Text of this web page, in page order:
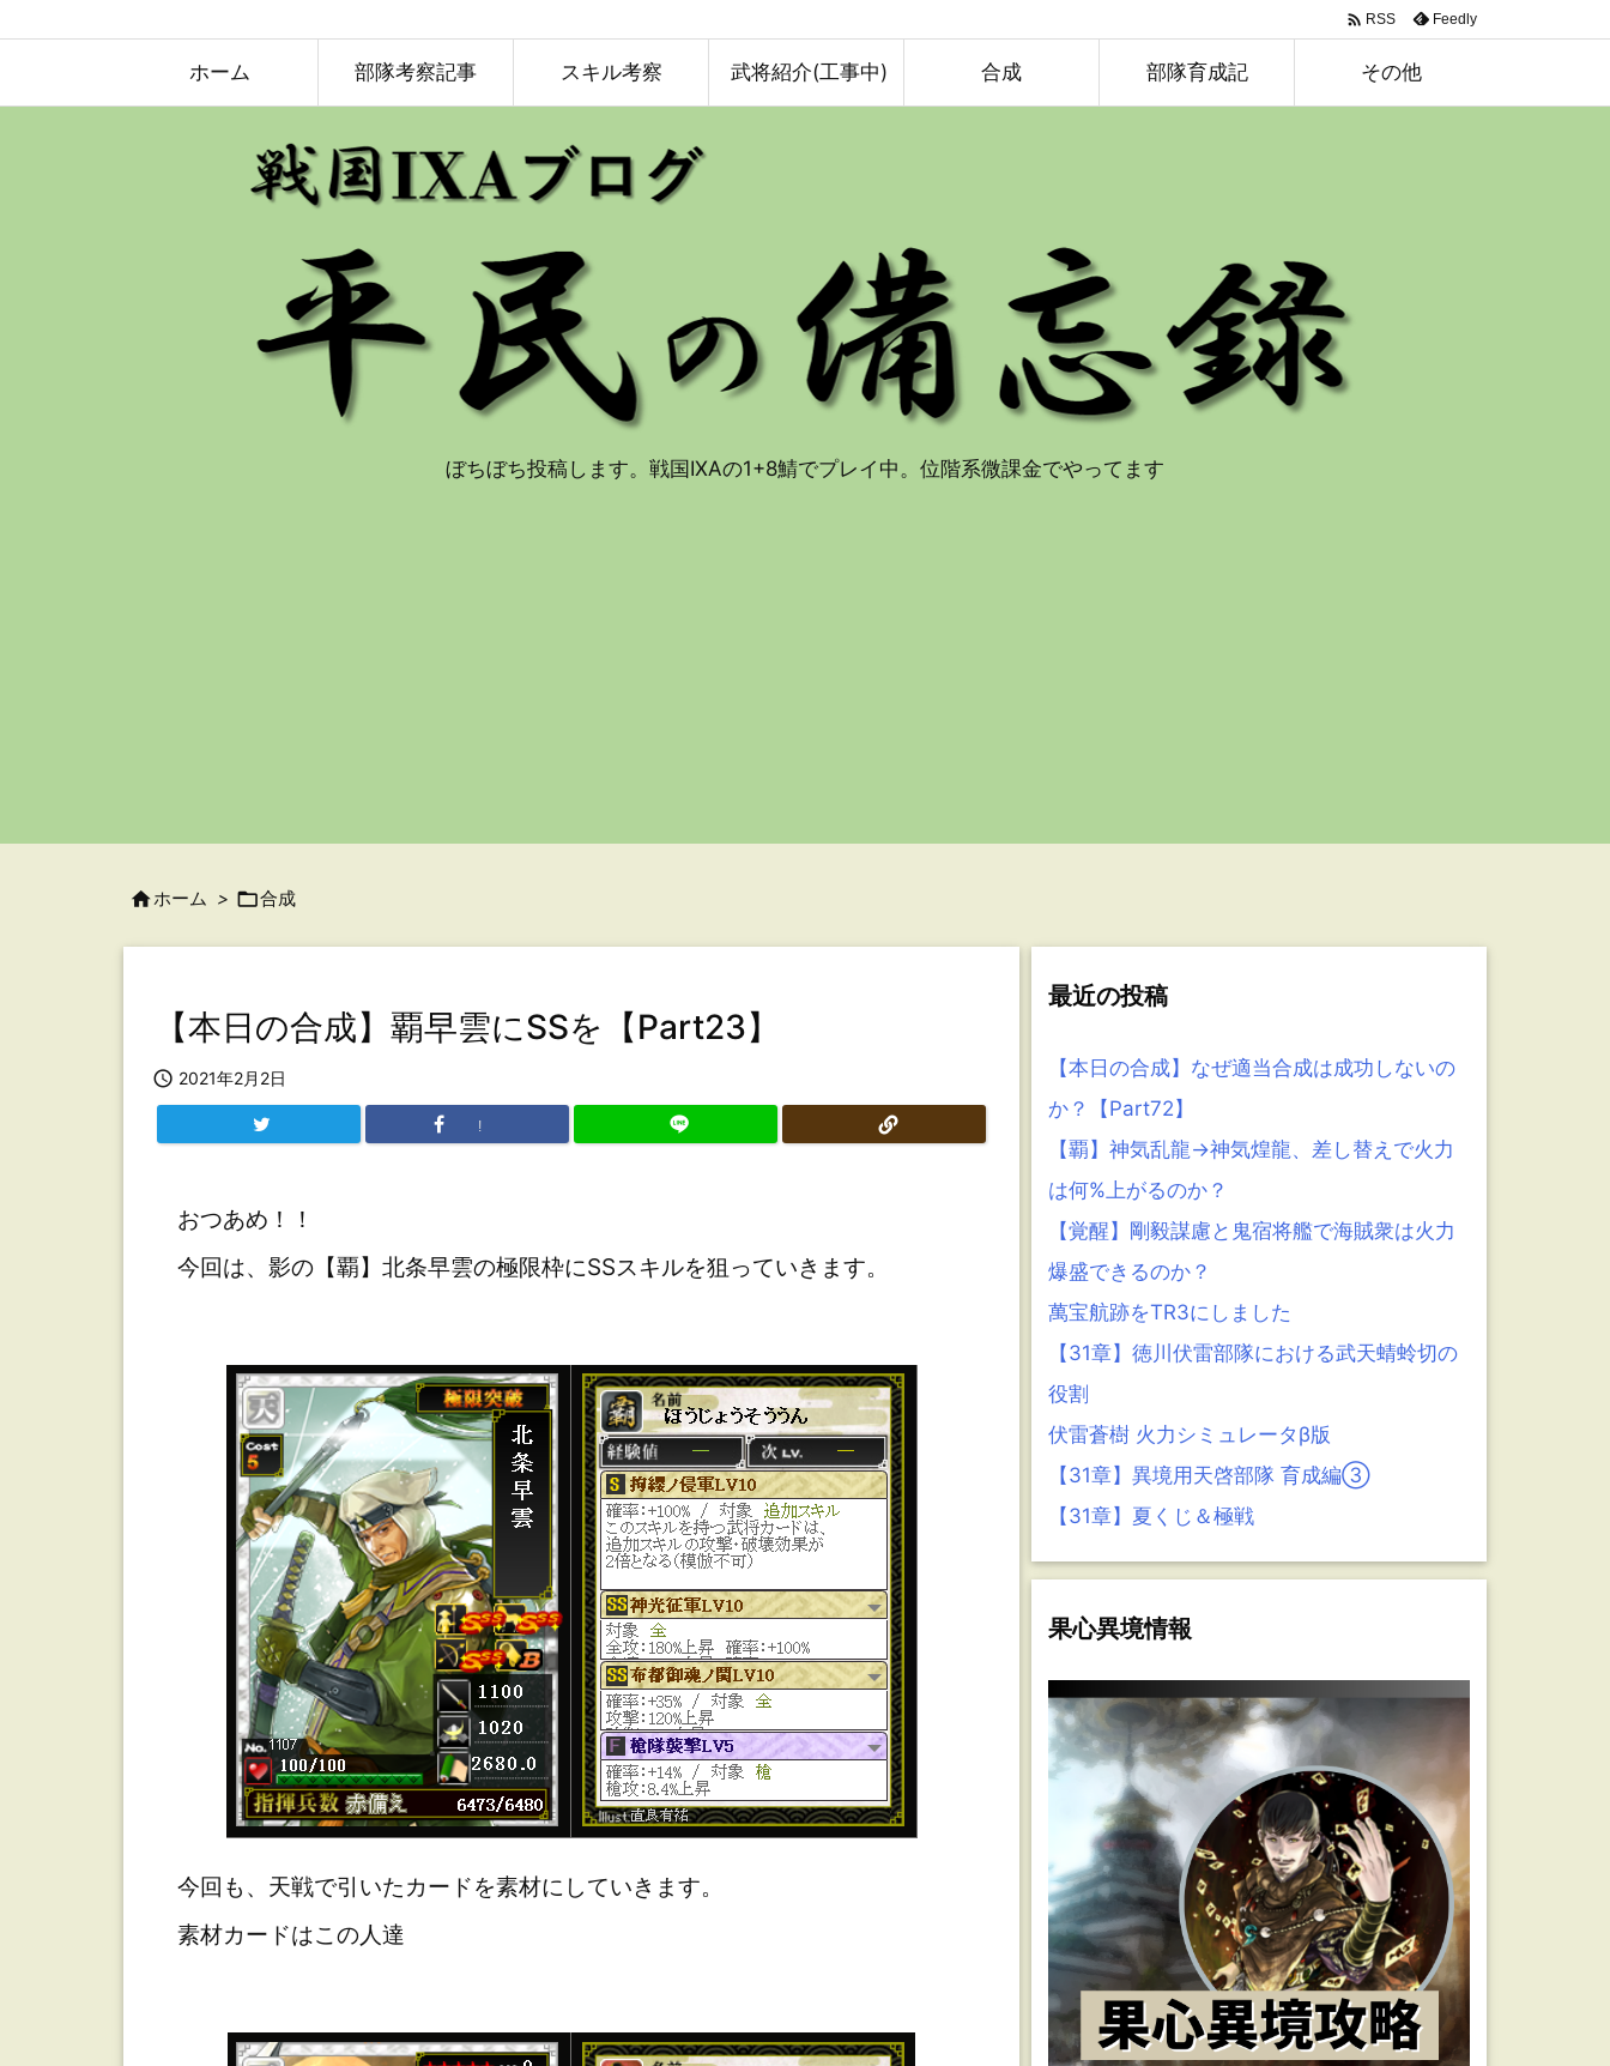
ホーム 部隊考察記事 スキル考察 武将紹介(工事中) 合成 部隊育成記 その他
 RSS Feedly
ぼちぼち投稿します。戦国IXAの1+8鯖でプレイ中。位階系微課金でやってます
ホーム > 合成
【本日の合成】覇早雲にSSを【Part23】
 2021年2月2日
!
おつあめ！！
今回は、影の【覇】北条早雲の極限枠にSSスキルを狙っていきます。
今回も、天戦で引いたカードを素材にしていきます。
素材カードはこの人達
最近の投稿
【本日の合成】なぜ適当合成は成功しないの
か？【Part72】
【覇】神気乱龍→神気煌龍、差し替えで火力
は何%上がるのか？
【覚醒】剛毅謀慮と鬼宿将艦で海賊衆は火力
爆盛できるのか？
萬宝航跡をTR3にしました
【31章】徳川伏雷部隊における武天蜻蛉切の
役割
伏雷蒼樹 火力シミュレータβ版
【31章】異境用天啓部隊 育成編③
【31章】夏くじ＆極戦
果心異境情報